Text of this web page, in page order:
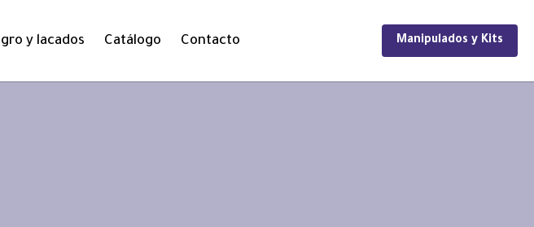
y lacados Catálogo Contacto Manipulados y Kits